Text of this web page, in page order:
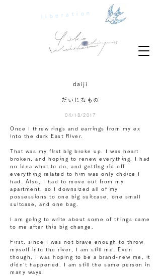
liberation
daiji
だいじなもの
04/18/2017
Once I threw rings and earrings from my ex
into the dark East River.
That was my first big broke up. I was heart
broken, and hoping to renew everything. I had
no idea what to do, and getting rid off
everything related to him was only choice I
had. Also, I had to move out from my
apartment, so I downsized all of my
possessions to one big suitcase, one small
suitcase, and one bag.
I am going to write about some of things came
to me after this big change.
First, since I was not brave enough to throw
myself into the river, I am still me. Even
though, I was hoping to be a brand-new me, it
didn’t happened. I am still the same person in
many ways.